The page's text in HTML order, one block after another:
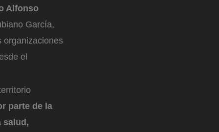
Alfonso
García,
organizaciones
el
parte de la
salud,